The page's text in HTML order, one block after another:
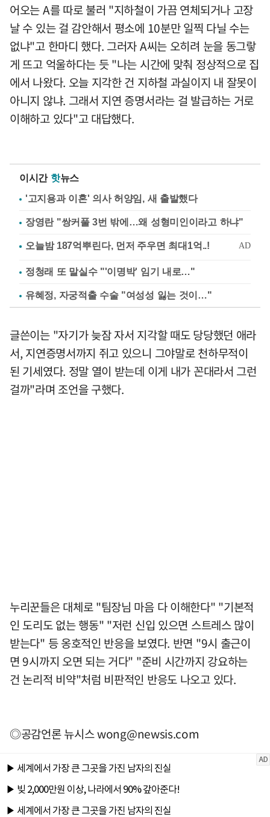
어오는 A를 따로 불러 "지하철이 가끔 연체되거나 고장
날 수 있는 걸 감안해서 평소에 10분만 일찍 다닐 수는
없냐"고 한마디 했다. 그러자 A씨는 오히려 눈을 동그랗
게 뜨고 억울하다는 듯 "나는 시간에 맞춰 정상적으로 집
에서 나왔다. 오늘 지각한 건 지하철 과실이지 내 잘못이
아니지 않냐. 그래서 지연 증명서라는 걸 발급하는 거로
이해하고 있다"고 대답했다.
이시간 핫뉴스
'고지용과 이혼' 의사 허양임, 새 출발했다
장영란 "쌍커풀 3번 밖에…왜 성형미인이라고 하냐"
정청래 또 말실수 "'이명박' 임기 내로…"
유혜정, 자궁적출 수술 "여성성 잃는 것이…"
글쓴이는 "자기가 늦잠 자서 지각할 때도 당당했던 애라
서, 지연증명서까지 쥐고 있으니 그야말로 천하무적이
된 기세였다. 정말 열이 받는데 이게 내가 꼰대라서 그런
걸까"라며 조언을 구했다.
누리꾼들은 대체로 "팀장님 마음 다 이해한다" "기본적
인 도리도 없는 행동" "저런 신입 있으면 스트레스 많이
받는다" 등 옹호적인 반응을 보였다. 반면 "9시 출근이
면 9시까지 오면 되는 거다" "준비 시간까지 강요하는
건 논리적 비약"처럼 비판적인 반응도 나오고 있다.
◎공감언론 뉴시스wong@newsis.com